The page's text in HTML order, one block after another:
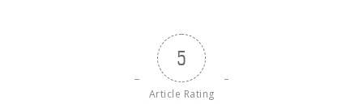
5
Article Rating